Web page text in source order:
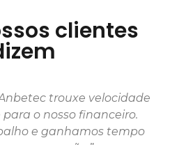
clientes
trouxe velocidade
o nosso financeiro.
e ganhamos tempo